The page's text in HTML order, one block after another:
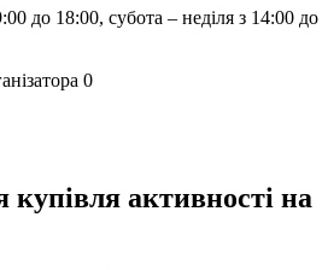
до 18:00, субота – неділя з 14:00 до
0
купівля активності на